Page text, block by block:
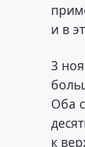
и в
3
Оба
к